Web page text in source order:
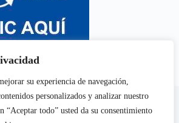
su experiencia de navegación,
personalizados y analizar nuestro
“Aceptar todo” usted da su consentimiento
Amazon, obtenemos ingresos por
cumplen los requisitos aplicables